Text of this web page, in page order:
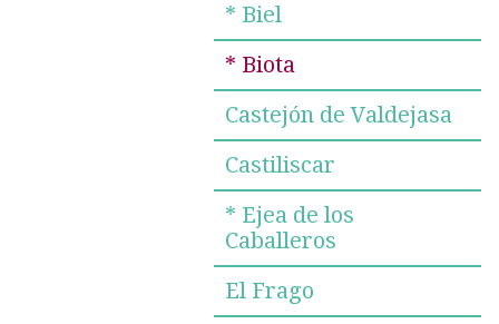
* Biel
* Biota
Castejón de Valdejasa
Castiliscar
* Ejea de los
Caballeros
El Frago